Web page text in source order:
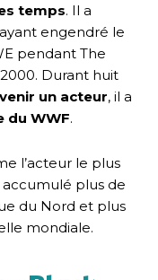
temps. Il a
engendré le
pendant The
Durant huit
un acteur, il a
du WWF.
l’acteur le plus
plus de
du Nord et plus
mondiale.